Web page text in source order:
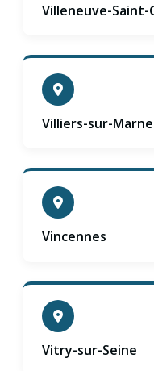
Villeneuve-Saint-
Villiers-sur-Marne
Vincennes
Vitry-sur-Seine